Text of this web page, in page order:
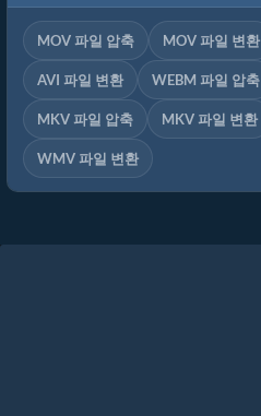
MOV 파일 압축 MOV 파일 변환
AVI 파일 변환 WEBM 파일 압축
MKV 파일 압축 MKV 파일 변환
WMV 파일 변환